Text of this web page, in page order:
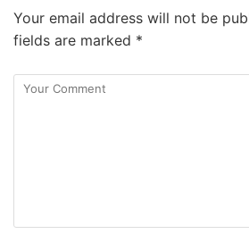
Your email address will not be
fields are marked *